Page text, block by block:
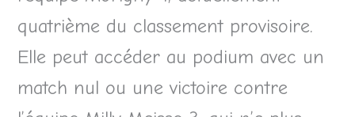
quatrième du classement provisoire.
Elle peut accéder au podium avec un
match nul ou une victoire contre